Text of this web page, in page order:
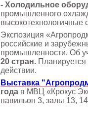
- Холодильное
промышленного
высокотехнологичные
Экспозиция
российские и
промышленности. Об
20 стран.
действии.
Выставка
года в МВЦ «Крокус
павильон 3, залы 13,